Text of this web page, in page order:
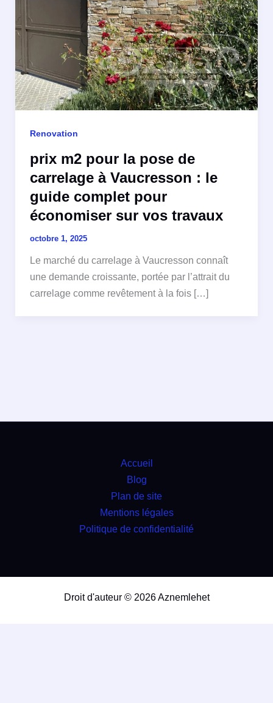
Renovation
prix m2 pour la pose de
carrelage à Vaucresson : le
guide complet pour
économiser sur vos travaux
octobre 1, 2025
Le marché du carrelage à Vaucresson connaît
une demande croissante, portée par l’attrait du
carrelage comme revêtement à la fois […]
Accueil
Blog
Plan de site
Mentions légales
Politique de confidentialité
Droit d'auteur © 2026 Aznemlehet